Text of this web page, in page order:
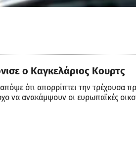
ο Καγκελάριος Κουρτς
ότι απορρίπτει την τρέχουσα
να ανακάμψουν οι ευρωπαϊκές